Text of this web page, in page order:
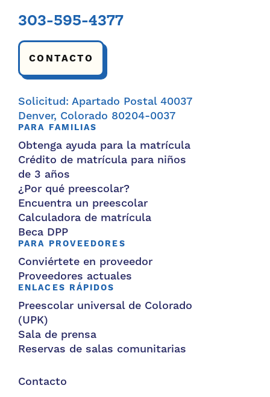
303-595-4377
CONTACTO
Solicitud: Apartado Postal 40037
Denver, Colorado 80204-0037
PARA FAMILIAS
Obtenga ayuda para la matrícula
Crédito de matrícula para niños
de 3 años
¿Por qué preescolar?
Encuentra un preescolar
Calculadora de matrícula
Beca DPP
PARA PROVEEDORES
Conviértete en proveedor
Proveedores actuales
ENLACES RÁPIDOS
Preescolar universal de Colorado
(UPK)
Sala de prensa
Reservas de salas comunitarias
Contacto